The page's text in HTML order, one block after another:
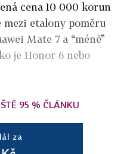
cena 10 000 korun
mezi etalony poměru
Mate 7 a “méně”
je Honor 6 nebo
95 % ČLÁNKU
za